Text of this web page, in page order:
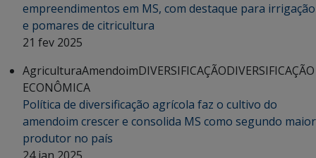
empreendimentos em MS, com destaque para irrigação
e pomares de citricultura
21 fev 2025
AgriculturaAmendoimDIVERSIFICAÇÃODIVERSIFICAÇÃO
ECONÔMICA
Política de diversificação agrícola faz o cultivo do
amendoim crescer e consolida MS como segundo maior
produtor no país